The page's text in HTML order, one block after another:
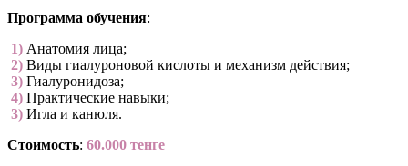
Программа обучения:
­ 1) Анатомия лица;
­ 2) Виды гиалуроновой кислоты и механизм действия;
­ 3) Гиалуронидоза;
­ 4) Практические навыки;
­ 3) Игла и канюля.
Стоимость: 60.000 тенге